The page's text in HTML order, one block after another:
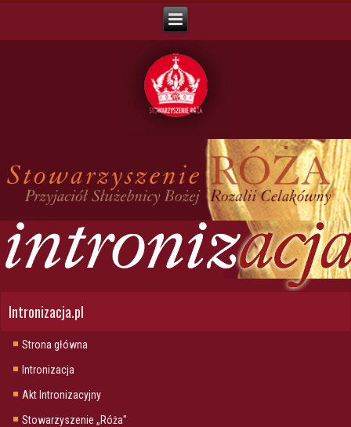
Intronizacja.pl
Strona główna
Intronizacja
Akt Intronizacyjny
Stowarzyszenie „Róża"